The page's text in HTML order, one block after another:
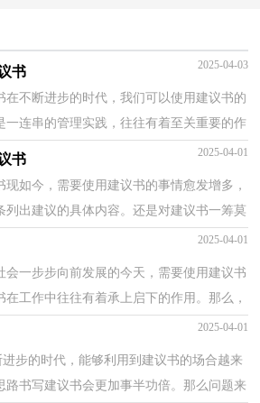
书 2025-04-03
在不断进步的时代，我们可以使用建议书的
一连串的管理实践，往往有着至关重要的作
时更加简单方便，以下是小编...
书 2025-04-01
现如今，需要使用建议书的事情愈发增多，
列出建议的具体内容。还是对建议书一筹莫
给校长的建议书，仅供参考，大...
2025-04-01
会一步步向前发展的今天，需要使用建议书
工作中往往有着承上启下的作用。那么，
是小编精心整理的项目立项建...
2025-04-01
步的时代，能够利用到建议书的场合越来
路书写建议书会更加事半功倍。那么问题来